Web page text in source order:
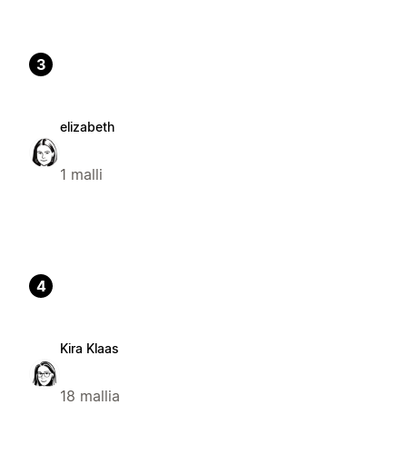
3
elizabeth
1 malli
4
Kira Klaas
18 mallia